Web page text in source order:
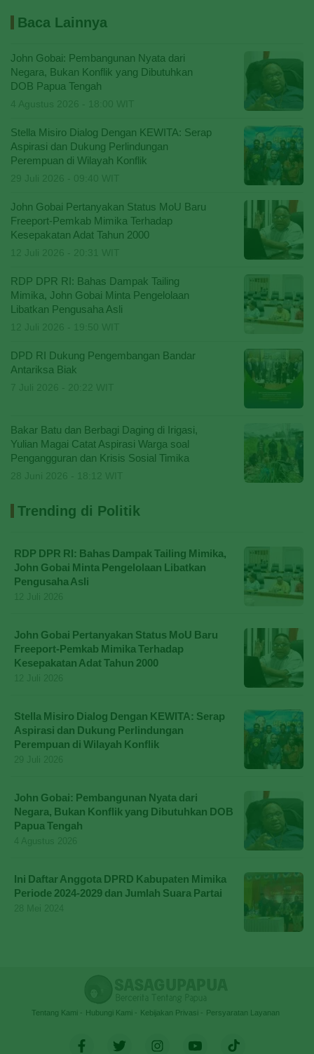
Baca Lainnya
John Gobai: Pembangunan Nyata dari
Negara, Bukan Konflik yang Dibutuhkan
DOB Papua Tengah
Stella Misiro Dialog Dengan KEWITA: Serap
Aspirasi dan Dukung Perlindungan
Perempuan di Wilayah Konflik
John Gobai Pertanyakan Status MoU Baru
Freeport-Pemkab Mimika Terhadap
Kesepakatan Adat Tahun 2000
RDP DPR RI: Bahas Dampak Tailing
Mimika, John Gobai Minta Pengelolaan
Libatkan Pengusaha Asli
DPD RI Dukung Pengembangan Bandar
Antariksa Biak
Bakar Batu dan Berbagi Daging di Irigasi,
Yulian Magai Catat Aspirasi Warga soal
Pengangguran dan Krisis Sosial Timika
Trending di Politik
RDP DPR RI: Bahas Dampak Tailing Mimika,
John Gobai Minta Pengelolaan Libatkan
Pengusaha Asli
John Gobai Pertanyakan Status MoU Baru
Freeport-Pemkab Mimika Terhadap
Kesepakatan Adat Tahun 2000
Stella Misiro Dialog Dengan KEWITA: Serap
Aspirasi dan Dukung Perlindungan
Perempuan di Wilayah Konflik
John Gobai: Pembangunan Nyata dari
Negara, Bukan Konflik yang Dibutuhkan DOB
Papua Tengah
Ini Daftar Anggota DPRD Kabupaten Mimika
Periode 2024-2029 dan Jumlah Suara Partai
Tentang Kami Hubungi Kami Kebijakan Privasi Persyaratan Layanan